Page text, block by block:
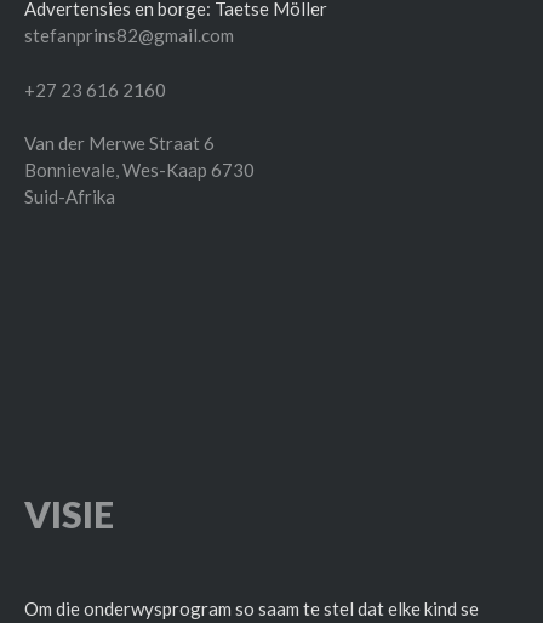
Advertensies en borge: Taetse Möller
stefanprins82@gmail.com
+27 23 616 2160
Van der Merwe Straat 6
Bonnievale,Wes-Kaap 6730
Suid-Afrika
VISIE
Om die onderwysprogram so saam te stel dat elke kind se